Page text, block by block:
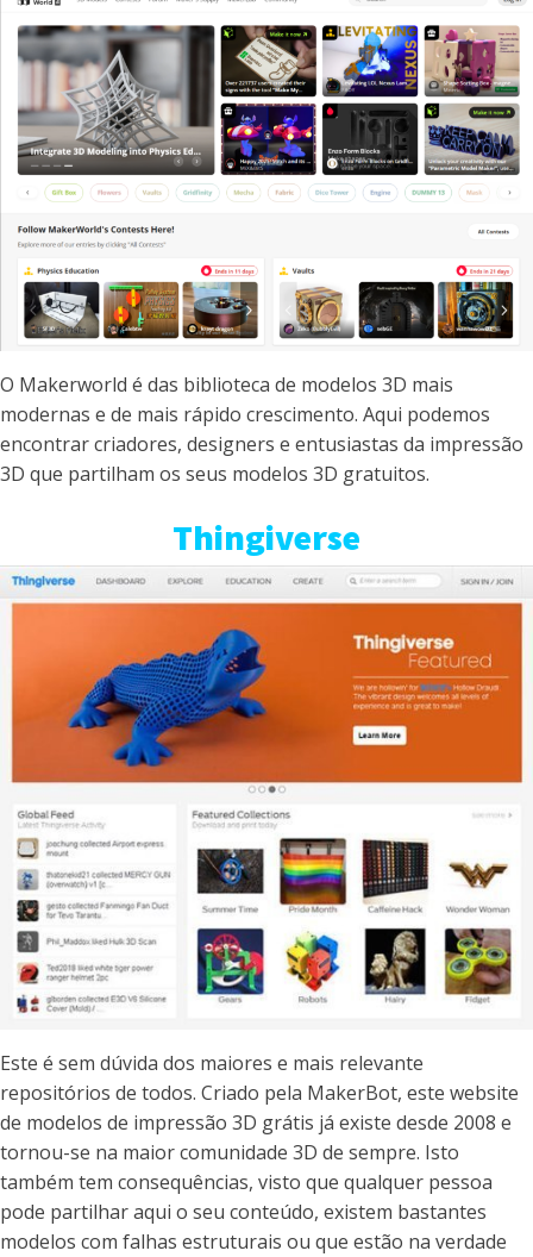
O Makerworld é das biblioteca de modelos 3D mais
modernas e de mais rápido crescimento. Aqui podemos
encontrar criadores, designers e entusiastas da impressão
3D que partilham os seus modelos 3D gratuitos.
Thingiverse
Este é sem dúvida dos maiores e mais relevante
repositórios de todos. Criado pela MakerBot, este website
de modelos de impressão 3D grátis já existe desde 2008 e
tornou-se na maior comunidade 3D de sempre. Isto
também tem consequências, visto que qualquer pessoa
pode partilhar aqui o seu conteúdo, existem bastantes
modelos com falhas estruturais ou que estão na verdade